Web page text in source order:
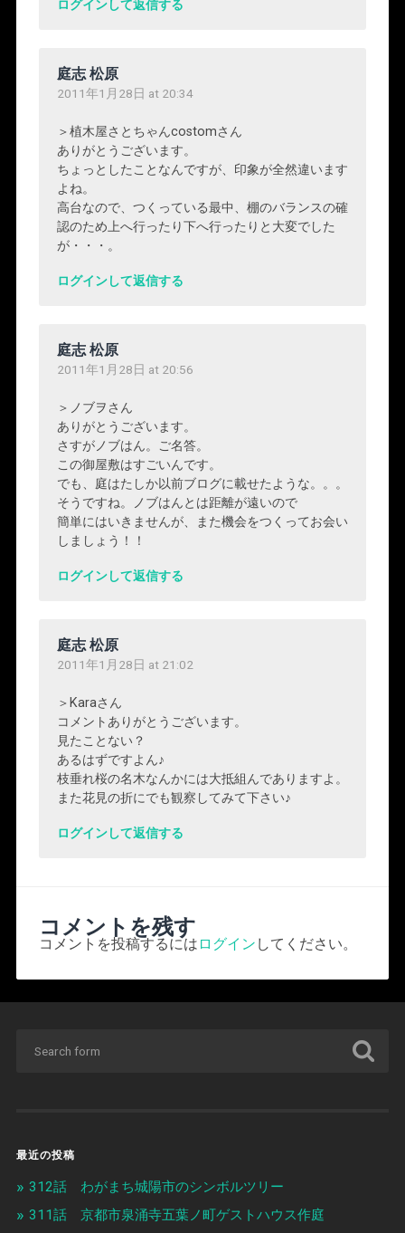
ログインして返信する
庭志 松原
2011年1月28日 at 20:34
＞植木屋さとちゃんcostomさん
ありがとうございます。
ちょっとしたことなんですが、印象が全然違います
よね。
高台なので、つくっている最中、棚のバランスの確
認のため上へ行ったり下へ行ったりと大変でした
が・・・。
ログインして返信する
庭志 松原
2011年1月28日 at 20:56
＞ノブヲさん
ありがとうございます。
さすがノブはん。ご名答。
この御屋敷はすごいんです。
でも、庭はたしか以前ブログに載せたような。。。
そうですね。ノブはんとは距離が遠いので
簡単にはいきませんが、また機会をつくってお会い
しましょう！！
ログインして返信する
庭志 松原
2011年1月28日 at 21:02
＞Karaさん
コメントありがとうございます。
見たことない？
あるはずですよん♪
枝垂れ桜の名木なんかには大抵組んでありますよ。
また花見の折にでも観察してみて下さい♪
ログインして返信する
コメントを残す
コメントを投稿するには ログイン してください。
最近の投稿
312話 わがまち城陽市のシンボルツリー
311話 京都市泉涌寺五葉ノ町ゲストハウス作庭